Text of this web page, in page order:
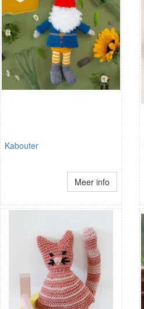
Kabouter
Meer info